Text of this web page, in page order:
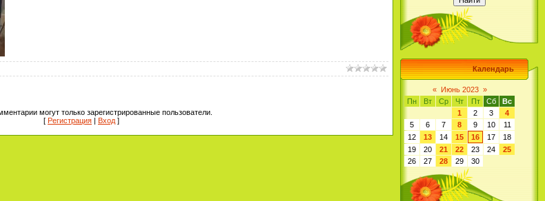
могут только зарегистрированные пользователи.
[ Регистрация | Вход ]
Календарь
« Июнь 2023 »
Пн
Вт Ср Чт Пт Сб
Вс
1
2 3
4
5
6 7 8 9 10
11
12
13 14 15 16 17
18
19
20 21 22 23 24
25
26
27 28 29 30